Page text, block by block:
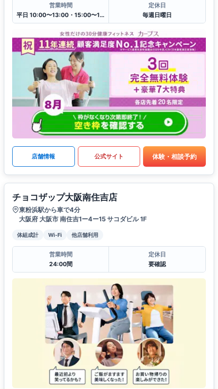
営業時間
平日 10:00〜13:00・15:00〜19:00
定休日
毎週日曜日
店舗情報 公式サイト 体験・相談予約
チョコザップ大阪南住吉店
東粉浜駅から車で4分
大阪府 大阪市 南住吉1ー4ー15 サコダビル 1F
体組成計 Wi-Fi 他店舗利用
営業時間
24:00間
定休日
要確認